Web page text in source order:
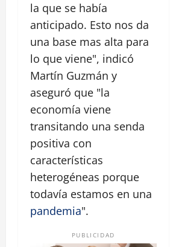
la que se había
anticipado. Esto nos da
una base mas alta para
lo que viene", indicó
Martín Guzmán y
aseguró que "la
economía viene
transitando una senda
positiva con
características
heterogéneas porque
todavía estamos en una
pandemia".
PUBLICIDAD